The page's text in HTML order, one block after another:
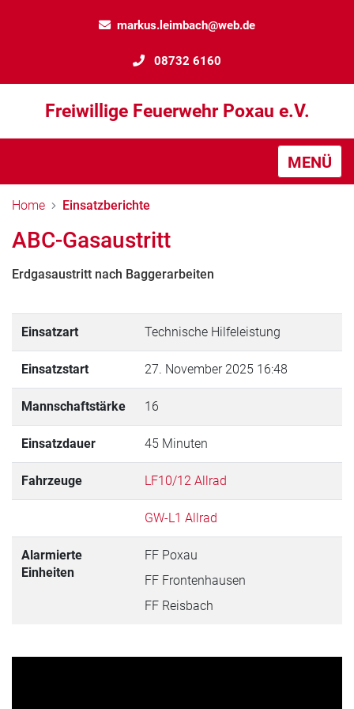
markus.leimbach@web.de
08732 6160
Freiwillige Feuerwehr Poxau e.V.
MENÜ
Home Einsatzberichte
ABC-Gasaustritt
Erdgasaustritt nach Baggerarbeiten
Einsatzart Technische Hilfeleistung
Einsatzstart 27. November 2025 16:48
Mannschaftstärke 16
Einsatzdauer 45 Minuten
Fahrzeuge LF10/12 Allrad
GW-L1 Allrad
Alarmierte
Einheiten
FF Poxau
FF Frontenhausen
FF Reisbach